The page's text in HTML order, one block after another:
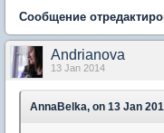
Сообщение
Andrianova
13 Jan 2014
AnnaBelka, on 13 Jan